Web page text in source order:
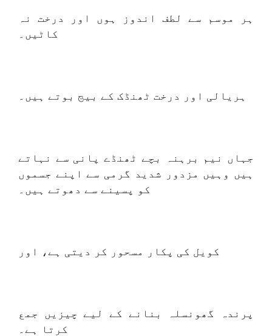
ہر موسم سے لطف اندوز ہوں اور درخت نہ
کاٹیں۔
ہریالی اور درخت ٹھنڈک کے بیج بوتے ہیں۔
جہاں نیم برہنہ بچے ٹھنڈے پانی سے نہاتے
ہیں وہیں مزدور شدید گرمی سے اپنے جسموں
کو پسینے سے دھوتے ہیں۔
کویل کی پکار مسحور کر دیتی ہے، اور
پرندہ گھونسلہ بنانے کے لیے چیزیں جمع
کرتا ہے۔